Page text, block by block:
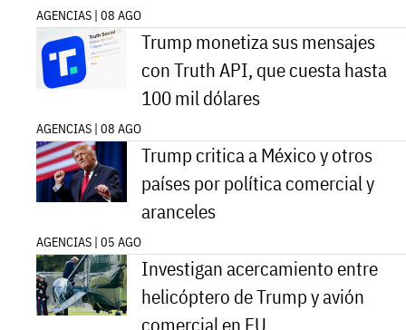
AGENCIAS | 08 AGO
Trump monetiza sus mensajes
con Truth API, que cuesta hasta
100 mil dólares
AGENCIAS | 08 AGO
Trump critica a México y otros
países por política comercial y
aranceles
AGENCIAS | 05 AGO
Investigan acercamiento entre
helicóptero de Trump y avión
comercial en EU